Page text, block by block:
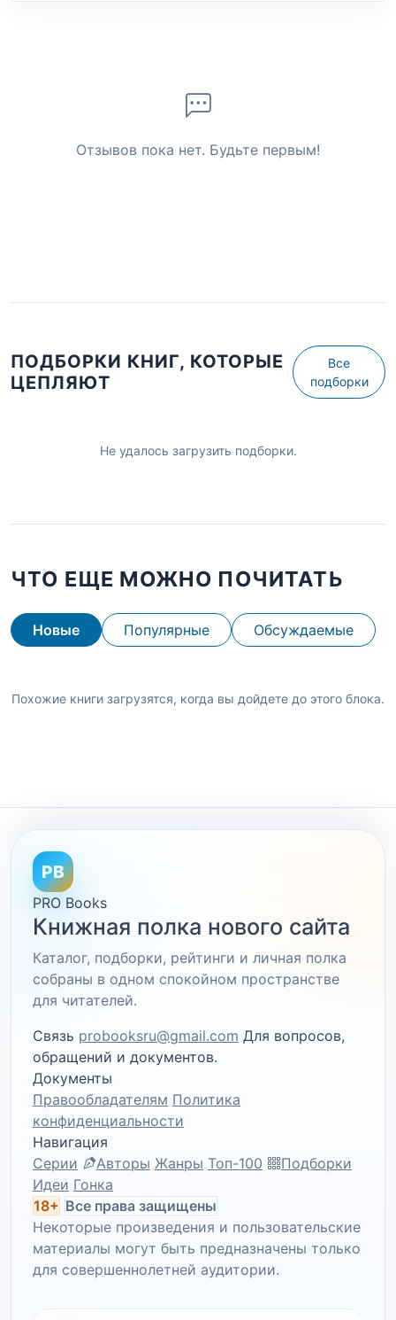
Отзывов пока нет. Будьте первым!
ПОДБОРКИ КНИГ, КОТОРЫЕ
ЦЕПЛЯЮТ
Все
подборки
Не удалось загрузить подборки.
ЧТО ЕЩЕ МОЖНО ПОЧИТАТЬ
Новые Популярные Обсуждаемые
Похожие книги загрузятся, когда вы дойдете до этого блока.
PB
PRO Books
Книжная полка нового сайта
Каталог, подборки, рейтинги и личная полка
собраны в одном спокойном пространстве
для читателей.
Связь probooksru@gmail.com Для вопросов,
обращений и документов.
Документы
Правообладателям Политика
конфиденциальности
Навигация
Серии
Авторы Жанры Топ-100
Подборки
Идеи Гонка
18+ Все права защищены
Некоторые произведения и пользовательские
материалы могут быть предназначены только
для совершеннолетней аудитории.